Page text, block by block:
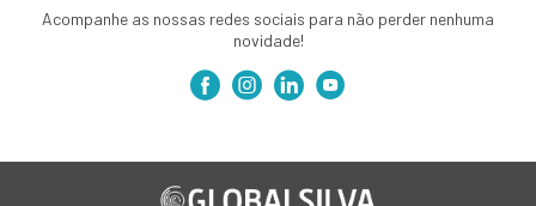
Acompanhe as nossas redes sociais para não perder nenhuma
novidade!